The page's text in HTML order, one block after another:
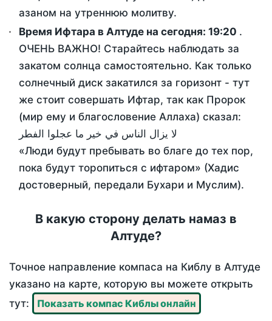
азаном на утреннюю молитву.
Время Ифтара в Алтуде на сегодня: 19:20 .
ОЧЕНЬ ВАЖНО! Старайтесь наблюдать за
закатом солнца самостоятельно. Как только
солнечный диск закатился за горизонт - тут
же стоит совершать Ифтар, так как Пророк
(мир ему и благословение Аллаха) сказал:
لا يزال الناس في خير ما عجلوا الفطر
«Люди будут пребывать во благе до тех пор,
пока будут торопиться с ифтаром» (Хадис
достоверный, передали Бухари и Муслим).
В какую сторону делать намаз в
Алтуде?
Точное направление компаса на Киблу в Алтуде
указано на карте, которую вы можете открыть
тут:
Показать компас Киблы онлайн